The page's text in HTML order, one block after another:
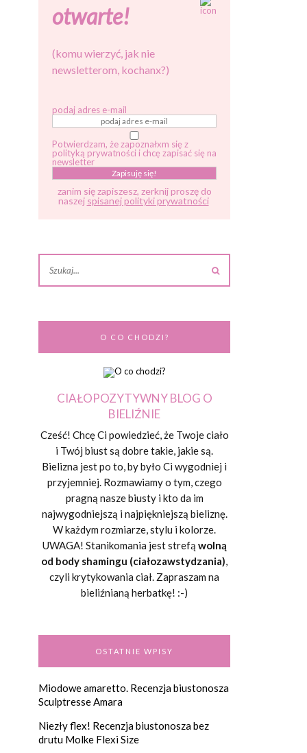
otwarte!
(komu wierzyć, jak nie
newsletterom, kochanx?)
podaj adres e-mail
Potwierdzam, że zapoznałxm się z
polityką prywatności i chcę zapisać się na
newsletter
zanim się zapiszesz, zerknij proszę do
naszej spisanej polityki prywatności
O CO CHODZI?
CIAŁOPOZYTYWNY BLOG O
BIELIŹNIE
Cześć! Chcę Ci powiedzieć, że Twoje ciało
i Twój biust są dobre takie, jakie są.
Bielizna jest po to, by było Ci wygodniej i
przyjemniej. Rozmawiamy o tym, czego
pragną nasze biusty i kto da im
najwygodniejszą i najpiękniejszą bieliznę.
W każdym rozmiarze, stylu i kolorze.
UWAGA! Stanikomania jest strefą wolną
od body shamingu (ciałozawstydzania),
czyli krytykowania ciał. Zapraszam na
bieliźnianą herbatkę! :-)
OSTATNIE WPISY
Miodowe amaretto. Recenzja biustonosza
Sculptresse Amara
Niezły flex! Recenzja biustonosza bez
drutu Molke Flexi Size